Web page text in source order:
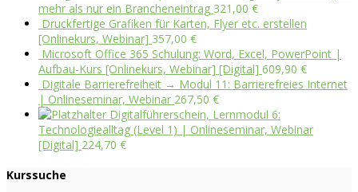
mehr als nur ein Brancheneintrag 321,00 €
Druckfertige Grafiken für Karten, Flyer etc. erstellen
[Onlinekurs, Webinar] 357,00 €
Microsoft Office 365 Schulung: Word, Excel, PowerPoint |
Aufbau-Kurs [Onlinekurs, Webinar] [Digital] 609,90 €
Digitale Barrierefreiheit → Modul 11: Barrierefreies Internet
| Onlineseminar, Webinar 267,50 €
Digitalführerschein, Lernmodul 6:
Technologiealltag (Level 1) | Onlineseminar, Webinar
[Digital] 224,70 €
Kurssuche